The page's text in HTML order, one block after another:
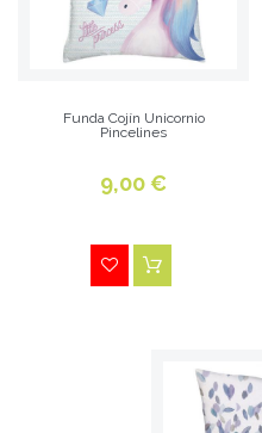
Funda Cojín Unicornio
Pincelines
9,00 €